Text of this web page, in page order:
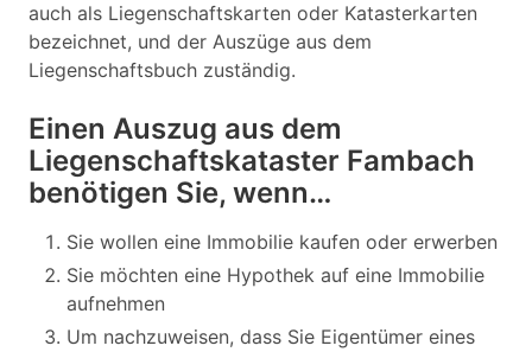
auch als Liegenschaftskarten oder Katasterkarten
bezeichnet, und der Auszüge aus dem
Liegenschaftsbuch zuständig.
Einen Auszug aus dem
Liegenschaftskataster Fambach
benötigen Sie, wenn…
Sie wollen eine Immobilie kaufen oder erwerben
Sie möchten eine Hypothek auf eine Immobilie
aufnehmen
Um nachzuweisen, dass Sie Eigentümer eines